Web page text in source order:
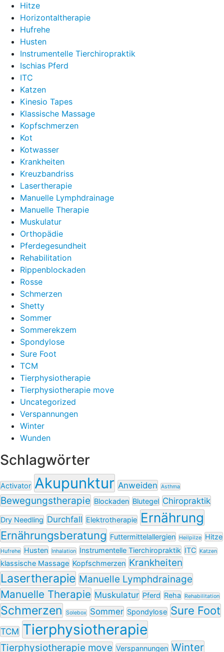
Hitze
Horizontaltherapie
Hufrehe
Husten
Instrumentelle Tierchiropraktik
Ischias Pferd
ITC
Katzen
Kinesio Tapes
Klassische Massage
Kopfschmerzen
Kot
Kotwasser
Krankheiten
Kreuzbandriss
Lasertherapie
Manuelle Lymphdrainage
Manuelle Therapie
Muskulatur
Orthopädie
Pferdegesundheit
Rehabilitation
Rippenblockaden
Rosse
Schmerzen
Shetty
Sommer
Sommerekzem
Spondylose
Sure Foot
TCM
Tierphysiotherapie
Tierphysiotherapie move
Uncategorized
Verspannungen
Winter
Wunden
Schlagwörter
Activator Akupunktur Anweiden Asthma
Bewegungstherapie Blockaden Blutegel Chiropraktik
Dry Needling Durchfall Elektrotherapie Ernährung
Ernährungsberatung Futtermittelallergien Heilpilze Hitze
Hufrehe Husten Inhalation Instrumentelle Tierchiropraktik ITC Katzen
klassische Massage Kopfschmerzen Krankheiten
Lasertherapie Manuelle Lymphdrainage
Manuelle Therapie Muskulatur Pferd Reha Rehabilitation
Schmerzen Solebox Sommer Spondylose Sure Foot
TCM Tierphysiotherapie
Tierphysiotherapie move Verspannungen Winter